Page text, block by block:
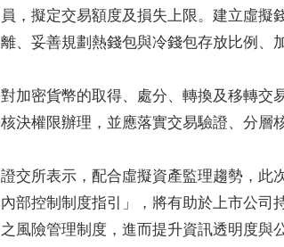
員，擬定交易額度及損失上限。建立虛擬
離、妥善規劃熱錢包與冷錢包存放比例、
對加密貨幣的取得、處分、轉換及移轉交
核決權限辦理，並應落實交易驗證、分層
證交所表示，配合虛擬資產監理趨勢，此
內部控制制度指引」，將有助於上市公司
之風險管理制度，進而提升資訊透明度與